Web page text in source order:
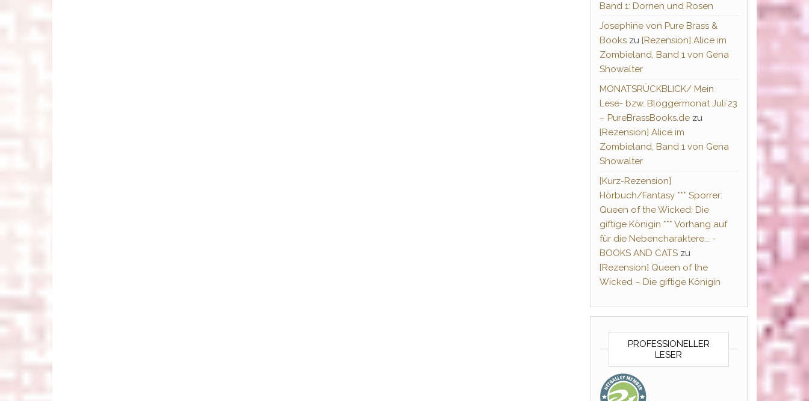
Band 1: Dornen und Rosen
Josephine von Pure Brass &
Bookszu [Rezension] Alice im
Zombieland, Band 1 von Gena
Showalter
MONATSRÜCKBLICK/ Mein
Lese- bzw. Bloggermonat Juli´23
– PureBrassBooks.dezu
[Rezension] Alice im
Zombieland, Band 1 von Gena
Showalter
[Kurz-Rezension]
Hörbuch/Fantasy *** Sporrer:
Queen of the Wicked: Die
giftige Königin *** Vorhang auf
für die Nebencharaktere... -
BOOKS AND CATSzu
[Rezension] Queen of the
Wicked – Die giftige Königin
PROFESSIONELLER
LESER